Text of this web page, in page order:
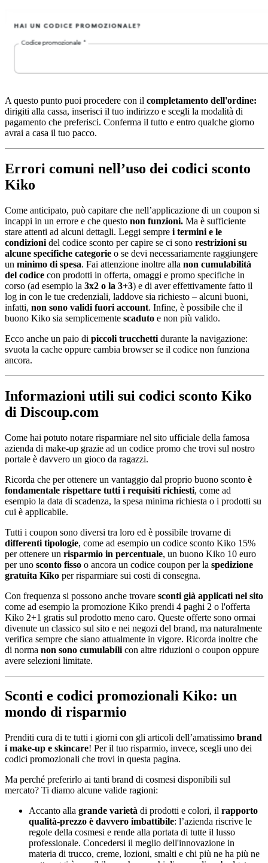
A questo punto puoi procedere con il completamento dell'ordine:
dirigiti alla cassa, inserisci il tuo indirizzo e scegli la modalità di
pagamento che preferisci. Conferma il tutto e entro qualche giorno
avrai a casa il tuo pacco.
Errori comuni nell’uso dei codici sconto
Kiko
Come anticipato, può capitare che nell’applicazione di un coupon si
incappi in un errore e che questo non funzioni. Ma è sufficiente
stare attenti ad alcuni dettagli. Leggi sempre i termini e le
condizioni del codice sconto per capire se ci sono restrizioni su
alcune specifiche categorie o se devi necessariamente raggiungere
un minimo di spesa. Fai attenzione inoltre alla non cumulabilità
del codice con prodotti in offerta, omaggi e promo specifiche in
corso (ad esempio la 3x2 o la 3+3) e di aver effettivamente fatto il
log in con le tue credenziali, laddove sia richiesto – alcuni buoni,
infatti, non sono validi fuori account. Infine, è possibile che il
buono Kiko sia semplicemente scaduto e non più valido.
Ecco anche un paio di piccoli trucchetti durante la navigazione:
svuota la cache oppure cambia browser se il codice non funziona
ancora.
Informazioni utili sui codici sconto Kiko
di Discoup.com
Come hai potuto notare risparmiare nel sito ufficiale della famosa
azienda di make-up grazie ad un codice promo che trovi sul nostro
portale è davvero un gioco da ragazzi.
Ricorda che per ottenere un vantaggio dal proprio buono sconto è
fondamentale rispettare tutti i requisiti richiesti, come ad
esempio la data di scadenza, la spesa minima richiesta o i prodotti su
cui è applicabile.
Tutti i coupon sono diversi tra loro ed è possibile trovarne di
differenti tipologie, come ad esempio un codice sconto Kiko 15%
per ottenere un risparmio in percentuale, un buono Kiko 10 euro
per uno sconto fisso o ancora un codice coupon per la spedizione
gratuita Kiko per risparmiare sui costi di consegna.
Con frequenza si possono anche trovare sconti già applicati nel sito
come ad esempio la promozione Kiko prendi 4 paghi 2 o l'offerta
Kiko 2+1 gratis sul prodotto meno caro. Queste offerte sono ormai
divenute un classico sul sito e nei negozi del brand, ma naturalmente
verifica sempre che siano attualmente in vigore. Ricorda inoltre che
di norma non sono cumulabili con altre riduzioni o coupon oppure
avere selezioni limitate.
Sconti e codici promozionali Kiko: un
mondo di risparmio
Prenditi cura di te tutti i giorni con gli articoli dell’amatissimo brand
i make-up e skincare! Per il tuo risparmio, invece, scegli uno dei
codici promozionali che trovi in questa pagina.
Ma perché preferirlo ai tanti brand di cosmesi disponibili sul
mercato? Ti diamo alcune valide ragioni:
Accanto alla grande varietà di prodotti e colori, il rapporto
qualità-prezzo è davvero imbattibile: l’azienda riscrive le
regole della cosmesi e rende alla portata di tutte il lusso
professionale. Concedersi il meglio dell'innovazione in
materia di trucco, creme, lozioni, smalti e chi più ne ha più ne